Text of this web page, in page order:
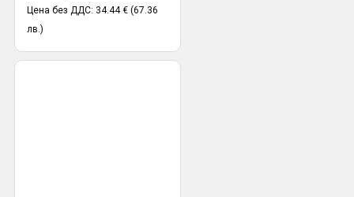
Цена без ДДС: 34.44 € (67.36
лв.)